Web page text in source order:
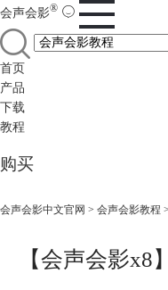
会声会影®
首页
产品
下载
教程
购买
会声会影中文官网 > 会声会影教程
【会声会影x8